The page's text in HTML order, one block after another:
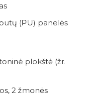
(PU) panelės
plokštė (žr.
2 žmonės